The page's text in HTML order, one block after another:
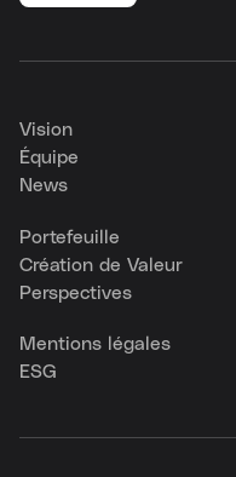
Vision
Équipe
News
Portefeuille
Création de Valeur
Perspectives
Mentions légales
ESG